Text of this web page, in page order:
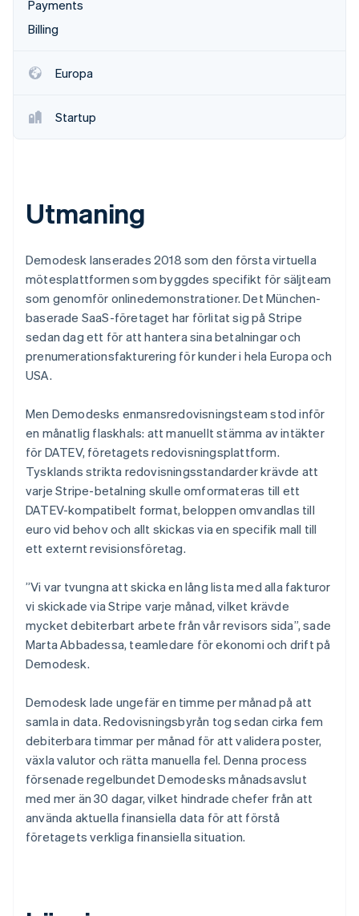
Identitetsverifiering online
Payments
Billing
Europa
Startup
Utmaning
Demodesk lanserades 2018 som den första virtuella
mötesplattformen som byggdes specifikt för säljteam
som genomför onlinedemonstrationer. Det München-
baserade SaaS-företaget har förlitat sig på Stripe
sedan dag ett för att hantera sina betalningar och
prenumerationsfakturering för kunder i hela Europa och
USA.
Men Demodesks enmansredovisningsteam stod inför
en månatlig flaskhals: att manuellt stämma av intäkter
för DATEV, företagets redovisningsplattform.
Tysklands strikta redovisningsstandarder krävde att
varje Stripe-betalning skulle omformateras till ett
DATEV-kompatibelt format, beloppen omvandlas till
euro vid behov och allt skickas via en specifik mall till
ett externt revisionsföretag.
”Vi var tvungna att skicka en lång lista med alla fakturor
vi skickade via Stripe varje månad, vilket krävde
mycket debiterbart arbete från vår revisors sida”, sade
Marta Abbadessa, teamledare för ekonomi och drift på
Demodesk.
Demodesk lade ungefär en timme per månad på att
samla in data. Redovisningsbyrån tog sedan cirka fem
debiterbara timmar per månad för att validera poster,
växla valutor och rätta manuella fel. Denna process
försenade regelbundet Demodesks månadsavslut
med mer än 30 dagar, vilket hindrade chefer från att
använda aktuella finansiella data för att förstå
företagets verkliga finansiella situation.